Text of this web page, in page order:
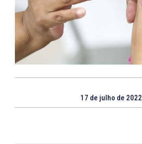
17 de julho de 2022